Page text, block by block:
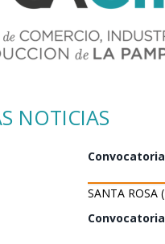
NOTICIAS
SANTA ROSA